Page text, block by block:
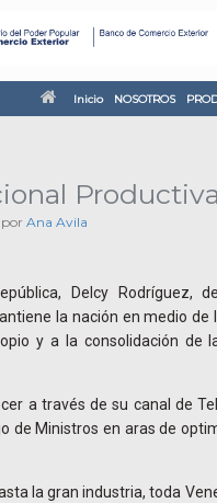
Inicio NOSOTROS
por Ana Avila
Delcy Rodríguez,
la nación en medio de
y a la consolidación de
a través de su canal de
de Ministros en aras de
la gran industria, toda